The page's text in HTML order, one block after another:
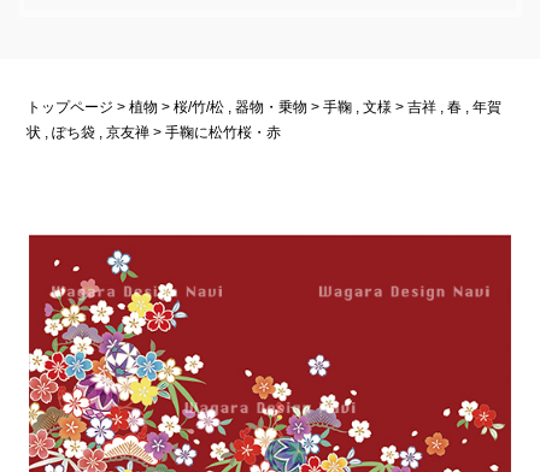
トップページ >植物 >桜/竹/松 ,器物・乗物 >手鞠 ,文様 >吉祥 ,春 ,年賀
状 ,ぽち袋 ,京友禅 > 手鞠に松竹桜・赤